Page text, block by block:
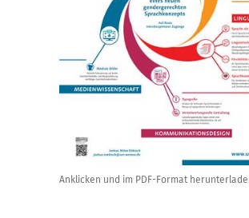
Anklicken und im PDF-Format